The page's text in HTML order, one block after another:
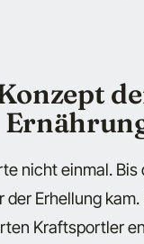
nicht einmal. Bis
Erhellung kam.
Kraftsportler